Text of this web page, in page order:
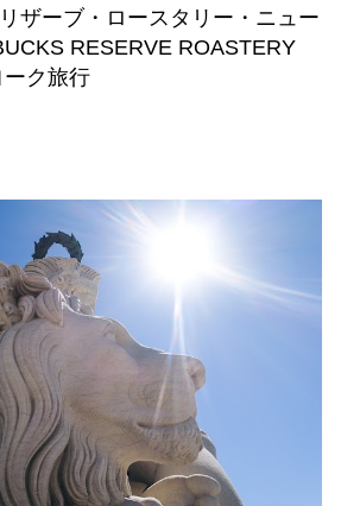
ザーブ・ロースタリー・ニュー
RESERVE ROASTERY
ク旅行